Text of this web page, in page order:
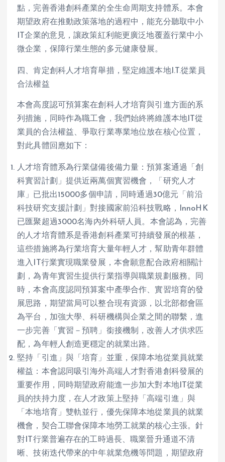
點，完善香港創科產業的全生命周期支持體系。本會
期望政府在推動政策落地的過程中，能充分聽取中小
IT企業的意見，讓政策紅利能更廣泛地覆蓋行業中小
微企業，保障行業生態的多元健康發展。
四、肯定創科人才培育舉措，堅定維護本地I.T.從業員
合法權益
本會高度認可預算案在創科人才培育與引進方面的系
列措施，同時作為職工會，我們始終將維護本地IT從
業員的合法權益、爭取行業專業地位放在核心位置，
對此具體回應如下：
人才培育體系為行業儲備後備力量：預算案通過「創
科實習計劃」提供近兩萬個實習機會，「研究人才
庫」已批出15000多個申請，同時通過30億元「前沿
科技研究支援計劃」對接國家前沿科技戰略，InnoHK
已匯聚超過3000名海內外科研人員。本會認為，完善
的人才培育體系是香港創科產業可持續發展的根基，
這些措施將為行業培育大量年輕人才，幫助青年群體
進入IT行業實現職業發展，本會願意配合政府相關計
劃，為青年實習生提供行業指導與職業規劃服務。同
時，本會高度認同預算案中產學合作、實習培育的發
展思路，期望當局可以整合現有資源，以北部都會區
為平台，加強大學、科研機構與企業之間的聯繫，進
一步完善「實習－預聘」銜接機制，改善人才供求匹
配，為年輕人創造更穩定的就業出路。
堅持「引進」與「培育」並重，保障本地從業員就業
權益：本會認同吸引海外高端人才對香港創科發展的
重要作用，同時期望政府能進一步加大對本地IT從業
員的扶持力度，在人才政策上堅持「高端引進」與
「本地培育」雙軌並行，優先保障本地從業員的就業
機會，契合工聯會保障本地勞工就業的核心主張。針
對IT行業普遍存在的工時過長、職業晉升通道不清
晰、技術迭代帶來的中年就業危機等問題，期望政府